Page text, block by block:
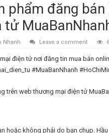
phẩm đăng
Nhanh Leave a comment
điện tử nơi đăng tin mua bán
#MuaBanNhanh
hoặc không phải do bạn chụp.